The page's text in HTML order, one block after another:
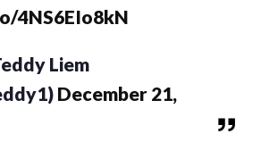
4NS6EIo8kN
Liem
December 21,